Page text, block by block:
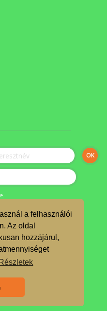
a felhasználói
Az oldal
hozzájárul,
Részletek
2023.